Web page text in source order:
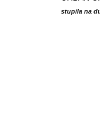
stupila na